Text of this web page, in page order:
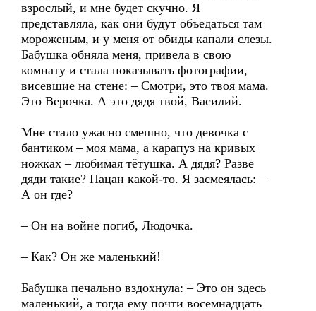
взрослый, и мне будет скучно. Я
представляла, как они будут объедаться там
мороженым, и у меня от обиды капали слезы.
Бабушка обняла меня, привела в свою
комнату и стала показывать фотографии,
висевшие на стене: – Смотри, это твоя мама.
Это Верочка. А это дядя твой, Василий.
Мне стало ужасно смешно, что девочка с
бантиком – моя мама, а карапуз на кривых
ножках – любимая тётушка. А дядя? Разве
дяди такие? Пацан какой-то. Я засмеялась: –
А он где?
– Он на войне погиб, Людочка.
– Как? Он же маленький!
Бабушка печально вздохнула: – Это он здесь
маленький, а тогда ему почти восемнадцать